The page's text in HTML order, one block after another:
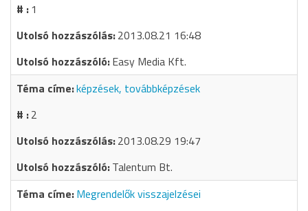
1
2013.08.21 16:48
Easy Media Kft.
képzések, továbbképzések
2
2013.08.29 19:47
Talentum Bt.
Megrendelők visszajelzései